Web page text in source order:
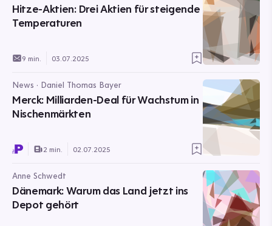
Hitze-Aktien: Drei Aktien für steigende
Temperaturen
9 min. 03.07.2025
News · Daniel Thomas Bayer
Merck: Milliarden-Deal für Wachstum in
Nischenmärkten
2 min. 02.07.2025
Anne Schwedt
Dänemark: Warum das Land jetzt ins
Depot gehört